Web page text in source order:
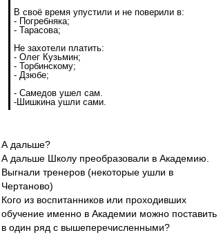
В своё время упустили и не поверили в:
- Погребняка;
- Тарасова;
Не захотели платить:
- Олег Кузьмин;
- Торбинскому;
- Дзюбе;
- Самедов ушел сам.
-Шишкина ушли сами.
А дальше?
А дальше Школу преобразовали в Академию.
Выгнали тренеров (некоторые ушли в
Чертаново)
Кого из воспитанников или проходивших
обучение именно в Академии можно поставить
в один ряд с вышеперечисленными?